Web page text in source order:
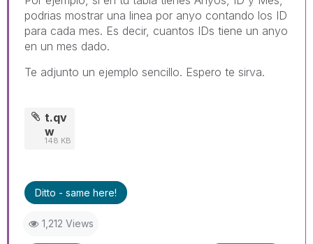
podrias mostrar una linea por anyo contando los ID
para cada mes. Es decir, cuantos IDs tiene un anyo
en un mes dado.
Te adjunto un ejemplo sencillo. Espero te sirva.
t.qv
w
148 KB
Ditto - same here!
1,212 Views